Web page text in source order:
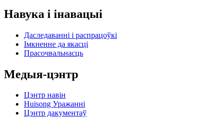
Навука і інавацыі
Даследаванні і распрацоўкі
Імкненне да якасці
Прасочвальнасць
Медыя-цэнтр
Цэнтр навін
Huisong Уражанні
Цэнтр дакументаў